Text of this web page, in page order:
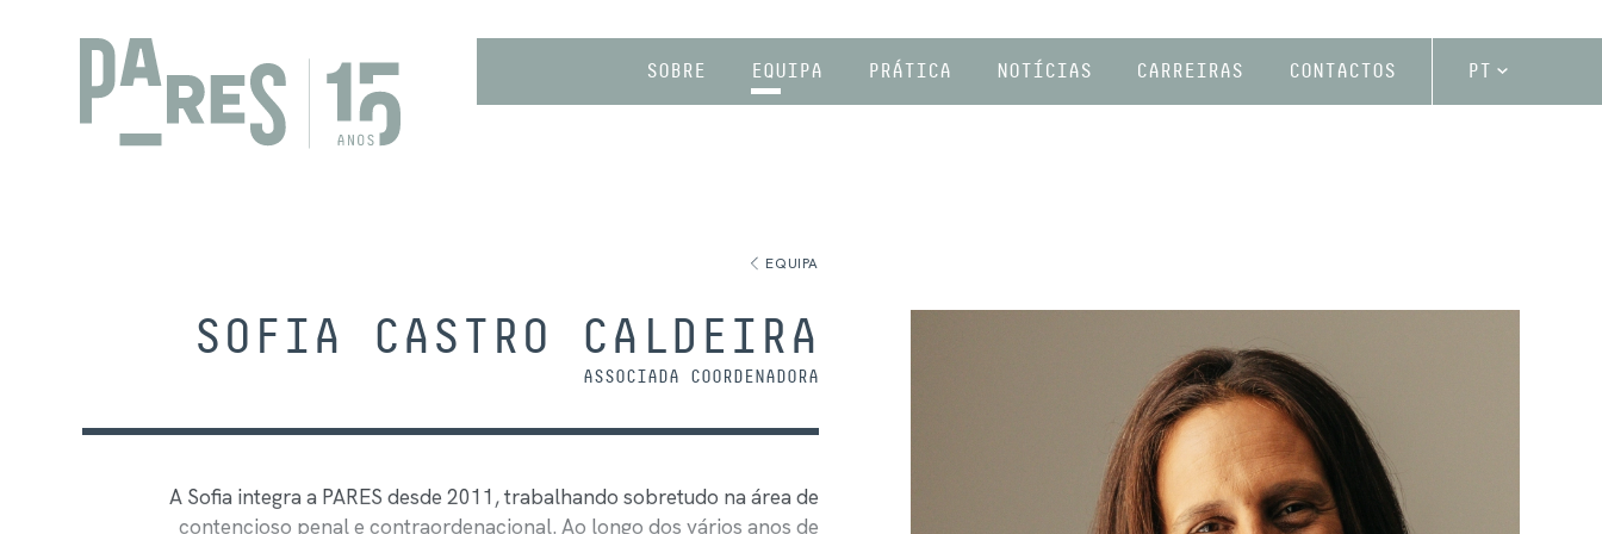
SOBRE EQUIPA PRÁTICA NOTÍCIAS CARREIRAS CONTACTOS PT
EQUIPA
SOFIA CASTRO CALDEIRA
ASSOCIADA COORDENADORA
A Sofia integra a PARES desde 2011, trabalhando sobretudo na área de
contencioso penal e contraordenacional. Ao longo dos vários anos de